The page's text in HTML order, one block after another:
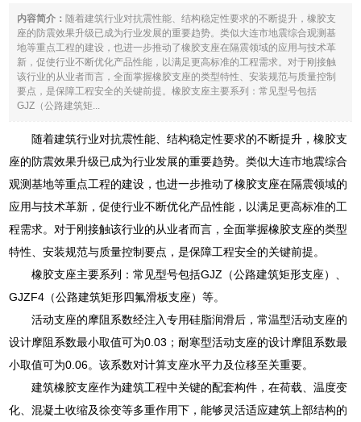
内容简介：随着建筑行业对抗震性能、结构稳定性要求的不断提升，橡胶支
座的防震效果升级已成为行业发展的重要趋势。类似大连市地震综合观测基
地等重点工程的建设，也进一步推动了橡胶支座在隔震领域的应用与技术革
新，促使行业不断优化产品性能，以满足更高标准的工程需求。对于刚接触
该行业的从业者而言，全面掌握橡胶支座的类型特性、安装规范与质量控制
要点，是保障工程安全的关键前提。橡胶支座主要系列：常见型号包括
GJZ（公路建筑矩...
随着建筑行业对抗震性能、结构稳定性要求的不断提升，橡胶支
座的防震效果升级已成为行业发展的重要趋势。类似大连市地震综合
观测基地等重点工程的建设，也进一步推动了橡胶支座在隔震领域的
应用与技术革新，促使行业不断优化产品性能，以满足更高标准的工
程需求。对于刚接触该行业的从业者而言，全面掌握橡胶支座的类型
特性、安装规范与质量控制要点，是保障工程安全的关键前提。
橡胶支座主要系列：常见型号包括GJZ（公路建筑矩形支座）、
GJZF4（公路建筑矩形四氟滑板支座）等。
活动支座的摩阻系数经注入专用硅脂润滑后，常温型活动支座的
设计摩阻系数最小取值可为0.03；耐寒型活动支座的设计摩阻系数最
小取值可为0.06。该系数对计算支座水平力及位移至关重要。
建筑橡胶支座作为建筑工程中关键的配套构件，在荷载、温度变
化、混凝土收缩及徐变等多重作用下，能够灵活适应建筑上部结构的